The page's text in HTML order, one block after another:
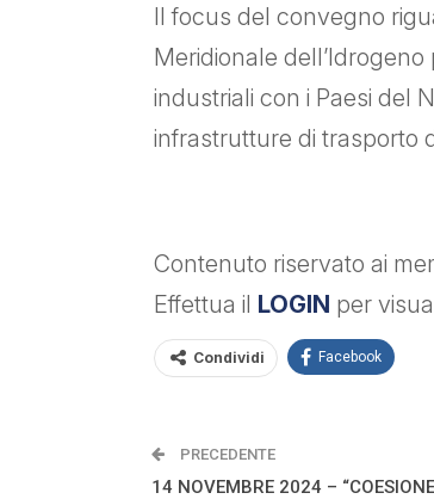
Il focus del convegno
Meridionale
industriali con i Paesi del
infrastrutture di trasporto
Contenuto riservato ai
Effettua il LOGIN per
Condividi Facebook
PRECEDENTE
14 NOVEMBRE 2024 –